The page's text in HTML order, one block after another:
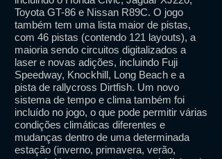
Toyota GT-86 e Nissan R89C. O jogo
também tem uma lista maior de pistas,
com 46 pistas (contendo 121 layouts), a
maioria sendo circuitos digitalizados a
laser e novas adições, incluindo Fuji
Speedway, Knockhill, Long Beach e a
pista de rallycross Dirtfish. Um novo
sistema de tempo e clima também foi
incluído no jogo, o que pode permitir várias
condições climáticas diferentes e
mudanças dentro de uma determinada
estação (inverno, primavera, verão,